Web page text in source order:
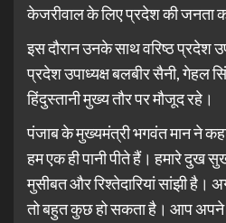
केजरीवाल के लिए प्रदेश की जनता
इस दौरान उनके साथ वरिष्ठ प्रदेश
प्रदेश उपाध्यक्ष बलबीर सैनी, गेहल
हिंदुस्तानी मुख्य तौर पर मौजूद रहे।
पंजाब के मुख्यमंत्री भगवंत मान ने
हम एक ही पानी पीते हैं। हमारे दुख
मुसीबत और रिश्तेदारियां सांझी है।
तो बहुत कुछ हो सकता है। आप